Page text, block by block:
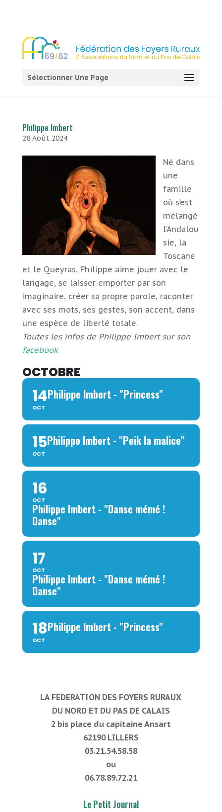
Sélectionner Une Page
Philippe Imbert
28 Août 2024
Né dans
une
famille
où s’est
mélangé
l’Andalou
sie, la
Toscane
et le Queyras, Philippe aime jouer avec le
langage, se laisser emporter par son
imaginaire, créer sa propre parole, raconter
avec ses mots, ses gestes, son accent, dans
une espèce de liberté totale.
Toutes les infos de Philippe Imbert sur son
facebook
OCTOBRE
14
OCT
Philippe Imbert - "Princess"
15
OCT
Philippe Imbert - "Peik la malice"
16
OCT
Philippe Imbert - "Danse mémé !
Danse"
17
OCT
Philippe Imbert - "Danse mémé !
Danse"
18
OCT
Philippe Imbert - "Princess"
LA FEDERATION DES FOYERS RURAUX
DU NORD ET DU PAS DE CALAIS
2 bis place du capitaine Ansart
62190 LILLERS
03.21.54.58.58
ou
06.78.89.72.21
Le Petit Journal